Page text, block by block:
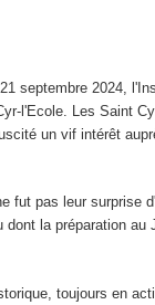
septembre 2024,
l'Ecole. Les Saint
un vif intérêt
fut pas leur surprise
la préparation au
toujours en